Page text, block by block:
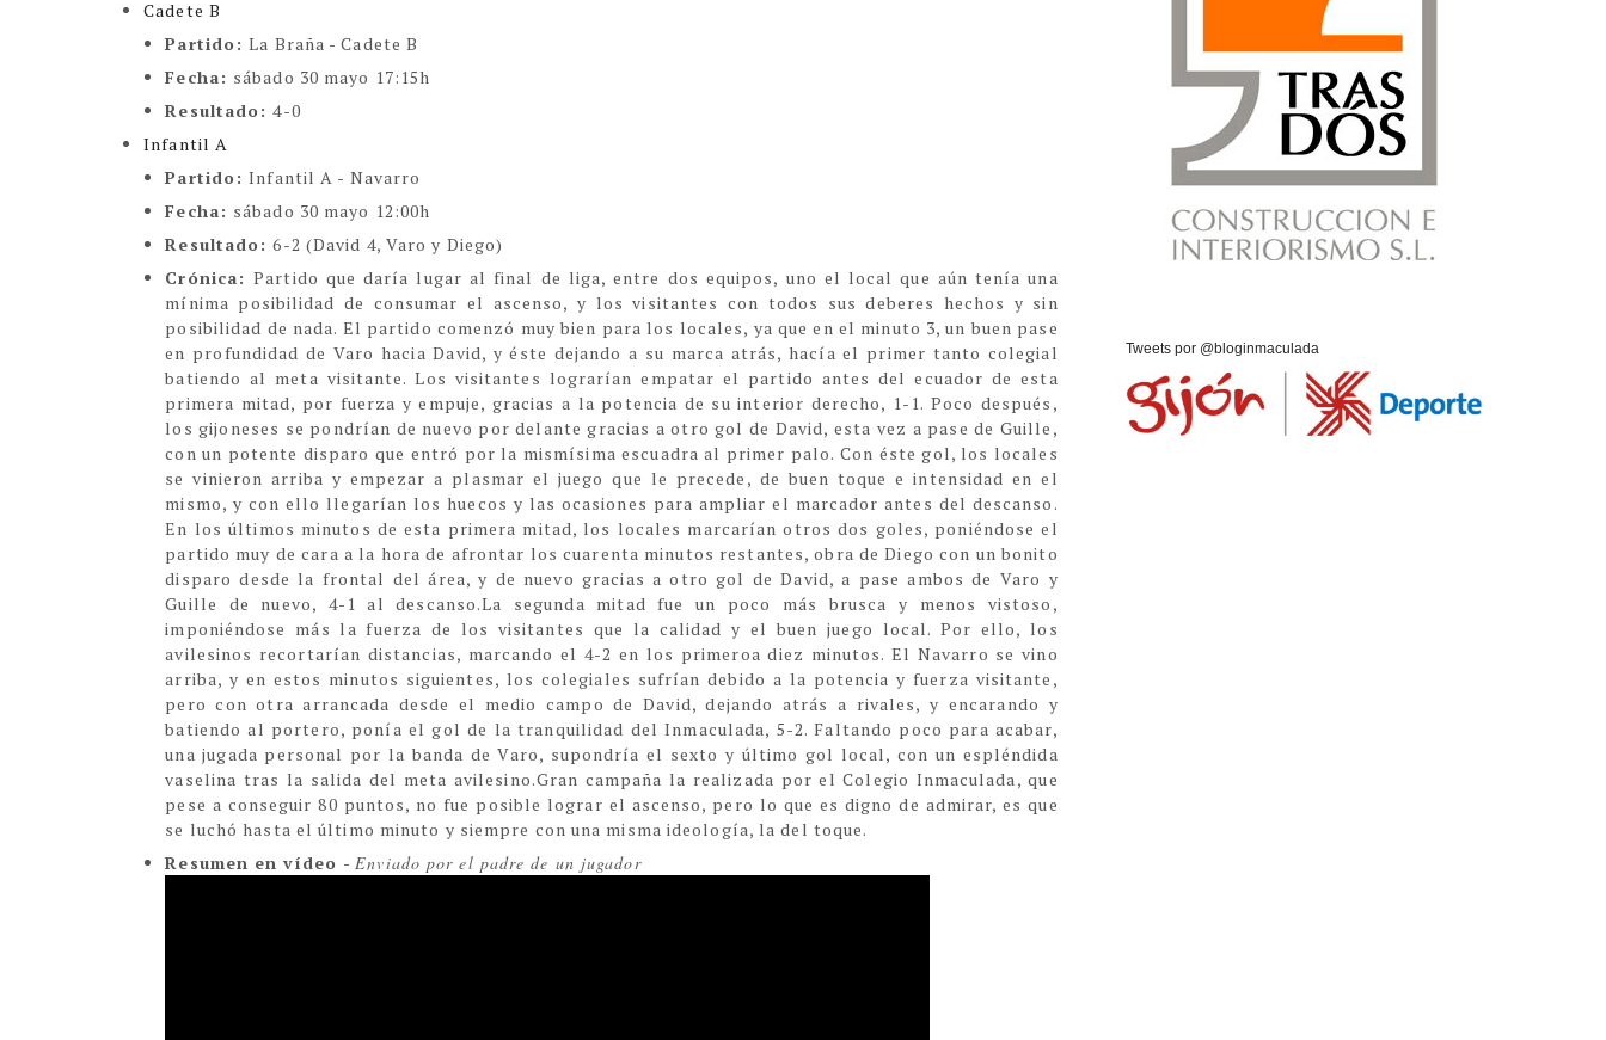
Cadete B
Partido:La Braña - Cadete B
Fecha: sábado 30 mayo 17:15h
Resultado:4-0
Infantil A
Partido:Infantil A - Navarro
Fecha: sábado 30 mayo 12:00h
Resultado:6-2 (David 4, Varo y Diego)
Crónica:Partido que daría lugar al final de liga, entre dos equipos, uno el local que aún tenía una
mínima posibilidad de consumar el ascenso, y los visitantes con todos sus deberes hechos y sin
posibilidad de nada. El partido comenzó muy bien para los locales, ya que en el minuto 3, un buen pase
en profundidad de Varo hacia David, y éste dejando a su marca atrás, hacía el primer tanto colegial
batiendo al meta visitante. Los visitantes lograrían empatar el partido antes del ecuador de esta
primera mitad, por fuerza y empuje, gracias a la potencia de su interior derecho, 1-1. Poco después,
los gijoneses se pondrían de nuevo por delante gracias a otro gol de David, esta vez a pase de Guille,
con un potente disparo que entró por la mismísima escuadra al primer palo. Con éste gol, los locales
se vinieron arriba y empezar a plasmar el juego que le precede, de buen toque e intensidad en el
mismo, y con ello llegarían los huecos y las ocasiones para ampliar el marcador antes del descanso.
En los últimos minutos de esta primera mitad, los locales marcarían otros dos goles, poniéndose el
partido muy de cara a la hora de afrontar los cuarenta minutos restantes, obra de Diego con un bonito
disparo desde la frontal del área, y de nuevo gracias a otro gol de David, a pase ambos de Varo y
Guille de nuevo, 4-1 al descanso.La segunda mitad fue un poco más brusca y menos vistoso,
imponiéndose más la fuerza de los visitantes que la calidad y el buen juego local. Por ello, los
avilesinos recortarían distancias, marcando el 4-2 en los primeroa diez minutos. El Navarro se vino
arriba, y en estos minutos siguientes, los colegiales sufrían debido a la potencia y fuerza visitante,
pero con otra arrancada desde el medio campo de David, dejando atrás a rivales, y encarando y
batiendo al portero, ponía el gol de la tranquilidad del Inmaculada, 5-2. Faltando poco para acabar,
una jugada personal por la banda de Varo, supondría el sexto y último gol local, con un espléndida
vaselina tras la salida del meta avilesino.Gran campaña la realizada por el Colegio Inmaculada, que
pese a conseguir 80 puntos, no fue posible lograr el ascenso, pero lo que es digno de admirar, es que
se luchó hasta el último minuto y siempre con una misma ideología, la del toque.
Resumen en vídeo -Enviado por el padre de un jugador
Tweets por @bloginmaculada